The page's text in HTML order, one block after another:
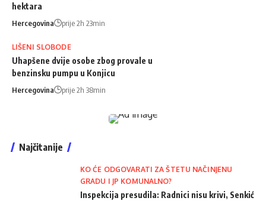
hektara
Hercegovina prije 2h 23min
LIŠENI SLOBODE
Uhapšene dvije osobe zbog provale u
benzinsku pumpu u Konjicu
Hercegovina prije 2h 38min
Najčitanije
KO ĆE ODGOVARATI ZA ŠTETU NAČINJENU
GRADU I JP KOMUNALNO?
Inspekcija presudila: Radnici nisu krivi, Senkić